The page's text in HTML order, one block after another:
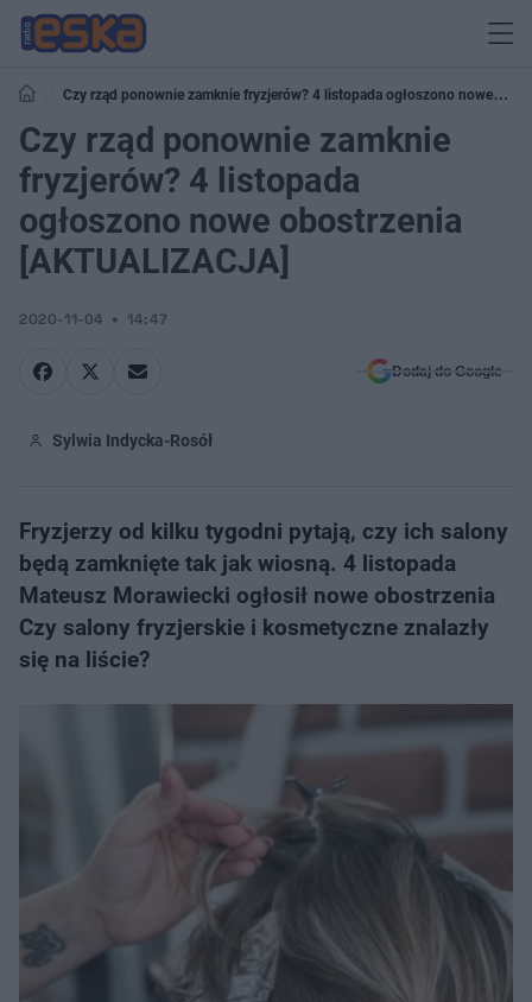
Czy rząd ponownie zamknie fryzjerów? 4 listopada ogłoszono nowe
obostrzenia [AKTUALIZACJA]
Czy rząd ponownie zamknie
fryzjerów? 4 listopada
ogłoszono nowe obostrzenia
[AKTUALIZACJA]
2020-11-04 14:47
Dodaj do Google
Sylwia Indycka-Rosół
Fryzjerzy od kilku tygodni pytają, czy ich salony
będą zamknięte tak jak wiosną. 4 listopada
Mateusz Morawiecki ogłosił nowe obostrzenia
Czy salony fryzjerskie i kosmetyczne znalazły
się na liście?